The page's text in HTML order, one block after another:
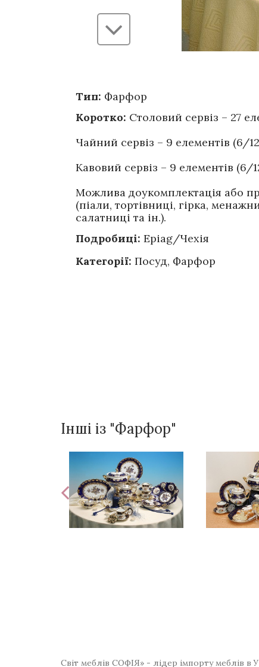
Тип: Фарфор
Коротко: Столовий сервіз – 27
Чайний сервіз – 9 елементів (6/
Кавовий сервіз – 9 елементів (6/
Можлива доукомплектація або
(піали, тортівниці, гірка,
салатниці та ін.).
Подробиці: Epiag/Чехія
Категорії: Посуд, Фарфор
Інші із "Фарфор"
Світ меблів СОФІЯ» - лідер імпорту меблів в